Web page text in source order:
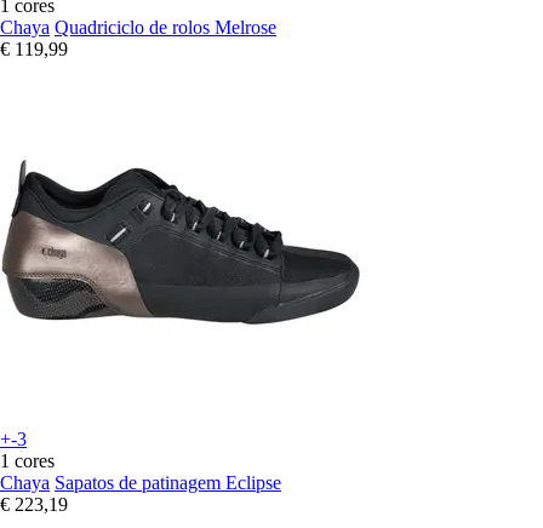
1 cores
Chaya Quadriciclo de rolos Melrose
€ 119,99
+-3
1 cores
Chaya Sapatos de patinagem Eclipse
€ 223,19